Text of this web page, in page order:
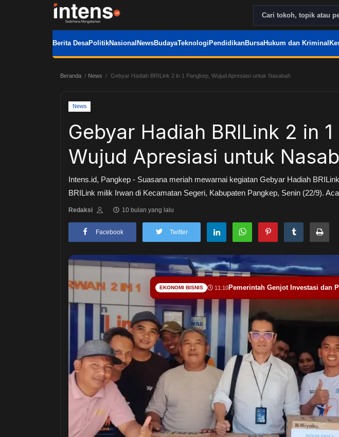
Berita DesaPolitikNasional NewsBudayaTeknologi PendidikanBursaHukum dan Kriminal
Beranda News Gebyar Hadiah BRILink 2 in 1 Pangkep, Wujud Apresiasi untuk Nasabah
News
Gebyar Hadiah BRILink 2 in
Wujud Apresiasi untuk
Intens.id, Pangkep - Suasana meriah mewarnai kegiatan Gebyar Hadiah
BRILink milik Irwan di Kecamatan Segeri, Kabupaten Pangkep, Senin (22/9).
Redaksi 10 bulan yang lalu
Facebook Twitter
EKONOMI BISNIS 11:10Pemerintah Genjot Investasi dan